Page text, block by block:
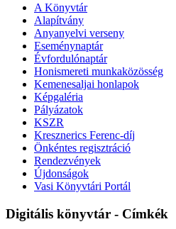
A Könyvtár
Alapítvány
Anyanyelvi verseny
Eseménynaptár
Évfordulónaptár
Honismereti munkaközösség
Kemenesaljai honlapok
Képgaléria
Pályázatok
KSZR
Kresznerics Ferenc-díj
Önkéntes regisztráció
Rendezvények
Újdonságok
Vasi Könyvtári Portál
Digitális könyvtár - Címkék